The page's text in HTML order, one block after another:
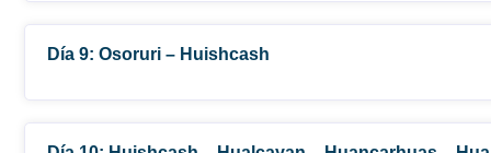
Día 9: Osoruri – Huishcash